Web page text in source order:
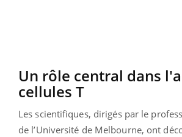
Un rôle central dans
cellules T
Les scientifiques, dirigés par le
de l’Université de Melbourne, ont